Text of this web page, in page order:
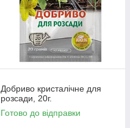
Добриво кристалічне для
розсади, 20г.
Готово до відправки